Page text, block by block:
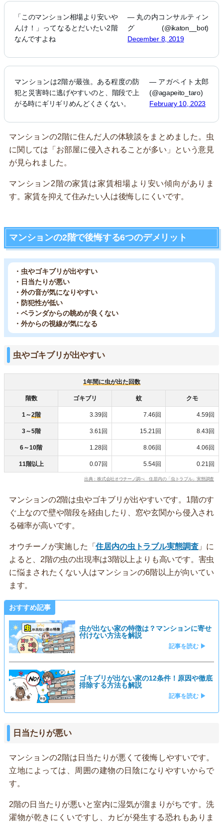
「このマンション相場より安いや
んけ！」ってなるとだいたい2階
なんですよね
— 丸の内コンサルティン
グ (@ikaton__bot)
December 8, 2019
マンションは2階が最強。ある程度の防
犯と災害時に逃げやすいのと、階段で上
がる時にギリギリめんどくさくない。
— アガペイト太郎
(@agapeito_taro)
February 10, 2023
マンションの2階に住んだ人の体験談をまとめました。虫
に関しては「お部屋に侵入されることが多い」という意見
が見られました。
マンション2階の家賃は家賃相場より安い傾向がありま
す。家賃を抑えて住みたい人は後悔しにくいです。
マンションの2階で後悔する6つのデメリット
・虫やゴキブリが出やすい
・日当たりが悪い
・外の音が気になりやすい
・防犯性が低い
・ベランダからの眺めが良くない
・外からの視線が気になる
虫やゴキブリが出やすい
1年間に虫が出た回数
階数 ゴキブリ 蚊 クモ
1～2階 3.39回 7.46回 4.59回
3～5階 3.61回 15.21回 8.43回
6～10階 1.28回 8.06回 4.06回
11階以上 0.07回 5.54回 0.21回
出典：株式会社オウチーノ調べ 住居内の「虫トラブル」実態調査
マンションの2階は虫やゴキブリが出やすいです。1階のす
ぐ上なので壁や階段を経由したり、窓や玄関から侵入され
る確率が高いです。
オウチーノが実施した「住居内の虫トラブル実態調査」に
よると、2階の虫の出現率は3階以上よりも高いです。害虫
に悩まされたくない人はマンションの6階以上が向いてい
ます。
おすすめ記事
虫が出ない家の特徴は？マンションに寄せ
付けない方法を解説
記事を読む ▶
ゴキブリが出ない家の12条件！原因や徹底
排除する方法も解説
記事を読む ▶
日当たりが悪い
マンションの2階は日当たりが悪くて後悔しやすいです。
立地によっては、周囲の建物の日陰になりやすいからで
す。
2階の日当たりが悪いと室内に湿気が溜まりがちです。洗
濯物が乾きにくいですし、カビが発生する恐れもありま